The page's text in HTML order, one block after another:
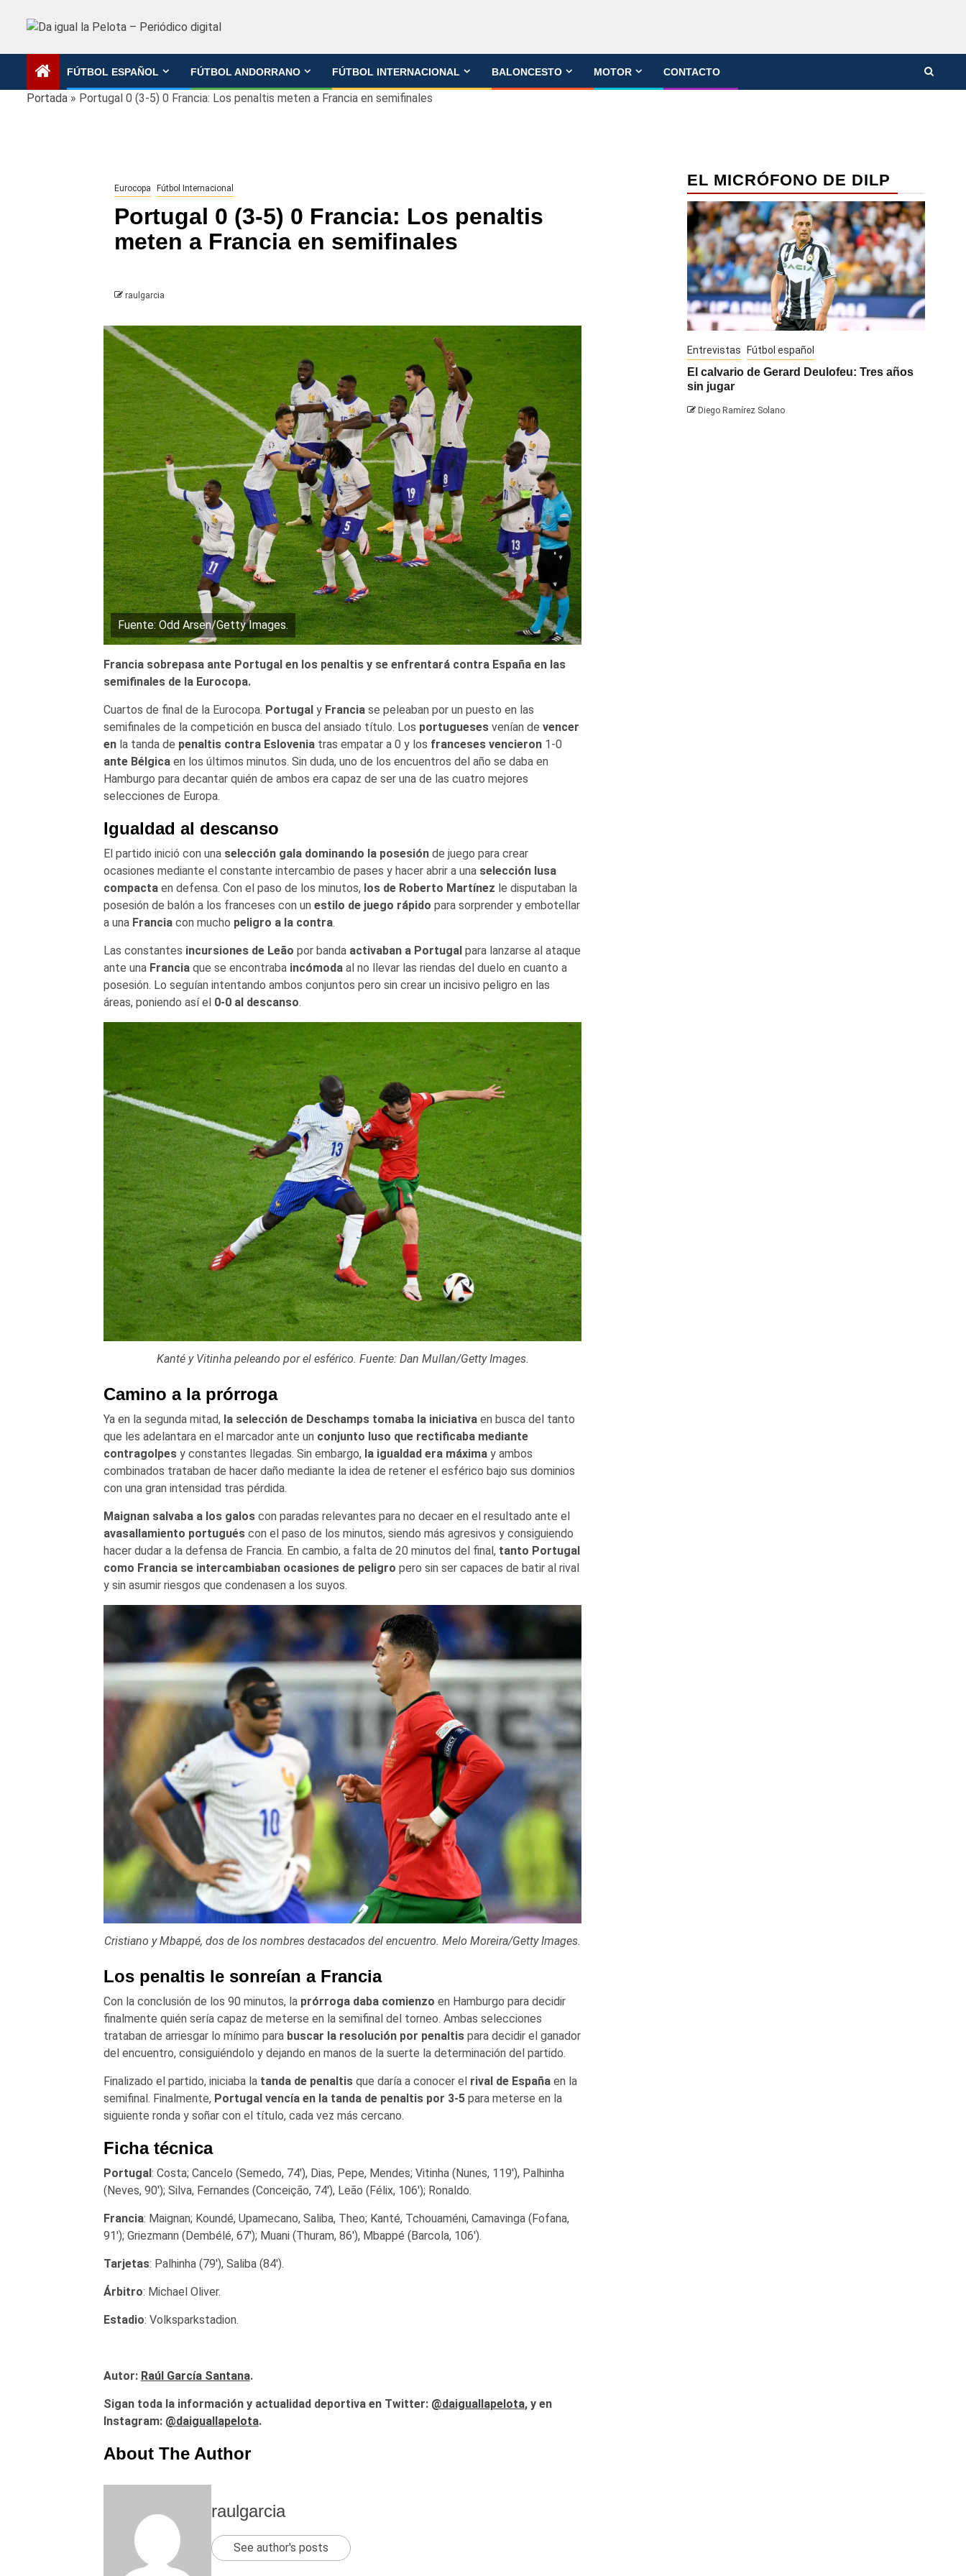
FÚTBOL ESPAÑOL FÚTBOL ANDORRANO FÚTBOL INTERNACIONAL BALONCESTO MOTOR CONTACTO
Portada » Portugal 0 (3-5) 0 Francia: Los penaltis meten a Francia en semifinales
Eurocopa Fútbol Internacional
Portugal 0 (3-5) 0 Francia: Los penaltis
meten a Francia en semifinales
raulgarcia
Fuente: Odd Arsen/Getty Images.
Francia sobrepasa ante Portugal en los penaltis y se enfrentará contra España en las
semifinales de la Eurocopa.
Cuartos de final de la Eurocopa. Portugaly Franciase peleaban por un puesto en las
semifinales de la competición en busca del ansiado título. Los portuguesesvenían de vencer
enla tanda de penaltis contra Esloveniatras empatar a 0 y los franceses vencieron1-0
ante Bélgicaen los últimos minutos. Sin duda, uno de los encuentros del año se daba en
Hamburgo para decantar quién de ambos era capaz de ser una de las cuatro mejores
selecciones de Europa.
Igualdad al descanso
El partido inició con una selección gala dominando la posesiónde juego para crear
ocasiones mediante el constante intercambio de pases y hacer abrir a una selección lusa
compactaen defensa. Con el paso de los minutos, los de Roberto Martínez le disputaban la
posesión de balón a los franceses con un estilo de juego rápido para sorprender y embotellar
a una Franciacon mucho peligro a la contra.
Las constantes incursiones de Leão por banda activaban a Portugalpara lanzarse al ataque
ante una Franciaque se encontraba incómodaal no llevar las riendas del duelo en cuanto a
posesión. Lo seguían intentando ambos conjuntos pero sin crear un incisivo peligro en las
áreas, poniendo así el 0-0 al descanso.
Kanté y Vitinha peleando por el esférico. Fuente: Dan Mullan/Getty Images.
Camino a la prórroga
Ya en la segunda mitad, la selección de Deschamps tomaba la iniciativaen busca del tanto
que les adelantara en el marcador ante un conjunto luso que rectificaba mediante
contragolpes y constantes llegadas. Sin embargo, la igualdad era máximay ambos
combinados trataban de hacer daño mediante la idea de retener el esférico bajo sus dominios
con una gran intensidad tras pérdida.
Maignan salvaba a los galoscon paradas relevantes para no decaer en el resultado ante el
avasallamiento portuguéscon el paso de los minutos, siendo más agresivos y consiguiendo
hacer dudar a la defensa de Francia. En cambio, a falta de 20 minutos del final, tanto Portugal
como Francia se intercambiaban ocasiones de peligro pero sin ser capaces de batir al rival
y sin asumir riesgos que condenasen a los suyos.
Cristiano y Mbappé, dos de los nombres destacados del encuentro. Melo Moreira/Getty Images.
Los penaltis le sonreían a Francia
Con la conclusión de los 90 minutos, la prórroga daba comienzo en Hamburgo para decidir
finalmente quién sería capaz de meterse en la semifinal del torneo. Ambas selecciones
trataban de arriesgar lo mínimo parabuscar la resolución por penaltispara decidir el ganador
del encuentro, consiguiéndolo y dejando en manos de la suerte la determinación del partido.
Finalizado el partido, iniciaba la tanda de penaltisque daría a conocer el rival de Españaen la
semifinal. Finalmente, Portugal vencía en la tanda de penaltis por 3-5para meterse en la
siguiente ronda y soñar con el título, cada vez más cercano.
Ficha técnica
Portugal : Costa; Cancelo (Semedo, 74′), Dias, Pepe, Mendes; Vitinha (Nunes, 119′), Palhinha
(Neves, 90′); Silva, Fernandes (Conceição, 74′), Leão (Félix, 106′); Ronaldo.
Francia: Maignan; Koundé, Upamecano, Saliba, Theo; Kanté, Tchouaméni, Camavinga (Fofana,
91′); Griezmann (Dembélé, 67′); Muani (Thuram, 86′), Mbappé (Barcola, 106′).
Tarjetas: Palhinha (79′), Saliba (84′).
Árbitro: Michael Oliver.
Estadio: Volksparkstadion.
Autor: Raúl García Santana.
Sigan toda la información y actualidad deportiva en Twitter: @daiguallapelota, y en
Instagram: @daiguallapelota.
About The Author
raulgarcia
See author's posts
EL MICRÓFONO DE DILP
Entrevistas Fútbol español
El calvario de Gerard Deulofeu: Tres años
sin jugar
Diego Ramírez Solano